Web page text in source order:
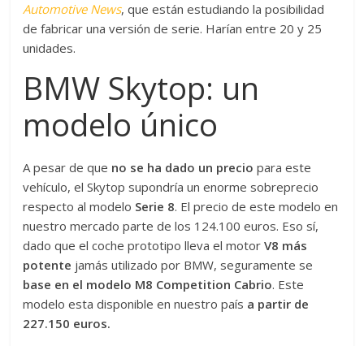
Automotive News, que están estudiando la posibilidad
de fabricar una versión de serie. Harían entre 20 y 25
unidades.
BMW Skytop: un
modelo único
A pesar de que no se ha dado un precio para este
vehículo, el Skytop supondría un enorme sobreprecio
respecto al modelo Serie 8. El precio de este modelo en
nuestro mercado parte de los 124.100 euros. Eso sí,
dado que el coche prototipo lleva el motorV8 más
potente jamás utilizado por BMW, seguramente se
base en el modelo M8 Competition Cabrio. Este
modelo esta disponible en nuestro país a partir de
227.150 euros.